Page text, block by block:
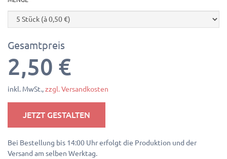
Gesamtpreis
2,50 €
inkl. MwSt.,zzgl. Versandkosten
JETZT GESTALTEN
Bei Bestellung bis 14:00 Uhr erfolgt die Produktion und der
Versand am selben Werktag.